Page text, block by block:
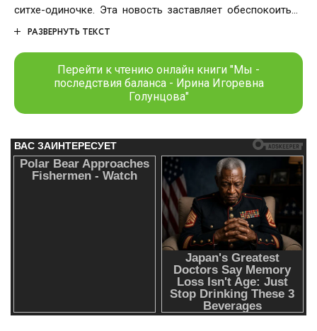
ситхе-одиночке. Эта новость заставляет обеспокоиться
не только Совет джедаев, но и канцлера Палпатина,
отправляется на пустынную планету Амбрия, чтобы
разобраться в правдивости слухов.
РАЗВЕРНУТЬ ТЕКСТ
Перейти к чтению онлайн книги "Мы -
последствия баланса - Ирина Игоревна
Голунцова"